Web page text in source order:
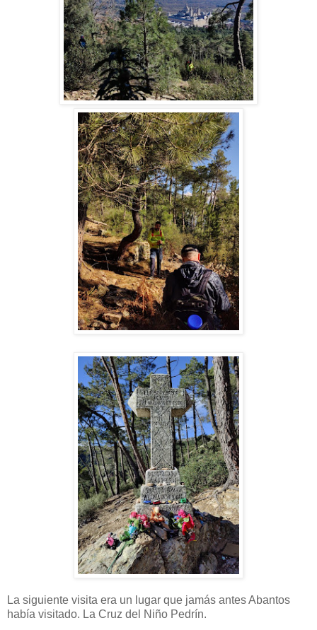
La siguiente visita era un lugar que jamás antes Abantos
había visitado. La Cruz del Niño Pedrín.